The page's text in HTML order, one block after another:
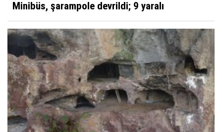
Minibüs, şarampole devrildi; 9 yaralı